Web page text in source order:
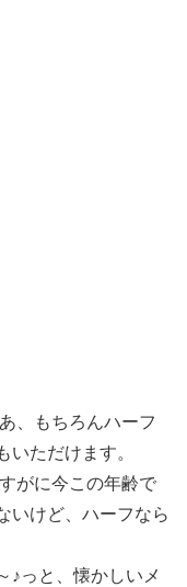
、もちろんハーフ
いただけます。
がに今この年齢で
いけど、ハーフなら
♪っと、懐かしいメ